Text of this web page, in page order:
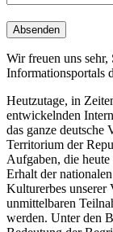
Wir freuen uns sehr,
Informationsportals
Heutzutage, in
entwickelnden
das ganze deutsche
Territorium der
Aufgaben, die heute
Erhalt der
Kulturerbes unserer
unmittelbaren
werden. Unter den